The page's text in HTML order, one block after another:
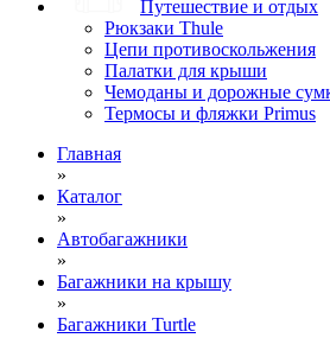
Путешествие и отдых
Рюкзаки Thule
Цепи противоскольжения
Палатки для крыши
Чемоданы и дорожные
Термосы и фляжки Primus
Главная
»
Каталог
»
Автобагажники
»
Багажники на крышу
»
Багажники Turtle